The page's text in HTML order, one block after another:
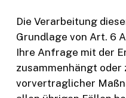
Die Verarbeitung
Grundlage von Art. 6
Ihre Anfrage mit der
zusammenhängt
vorvertraglicher